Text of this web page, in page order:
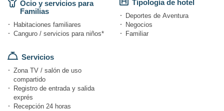
Ocio y servicios para
Familias
Habitaciones familiares
Canguro / servicios para niños*
Servicios
Zona TV / salón de uso
compartido
Registro de entrada y salida
exprés
Recepción 24 horas
Tipología de hotel
Deportes de Aventura
Negocios
Familiar